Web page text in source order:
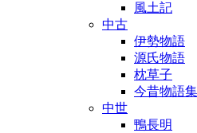
風土記
中古
伊勢物語
源氏物語
枕草子
今昔物語集
中世
鴨長明